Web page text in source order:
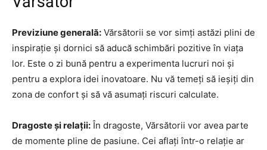
Previziune generală: Vărsătorii se vor simți astăzi plini de
inspirație și dornici să aducă schimbări pozitive în viața
lor. Este o zi bună pentru a experimenta lucruri noi și
pentru a explora idei inovatoare. Nu vă temeți să ieșiți din
zona de confort și să vă asumați riscuri calculate.
Dragoste și relații: În dragoste, Vărsătorii vor avea parte
de momente pline de pasiune. Cei aflați într-o relație ar